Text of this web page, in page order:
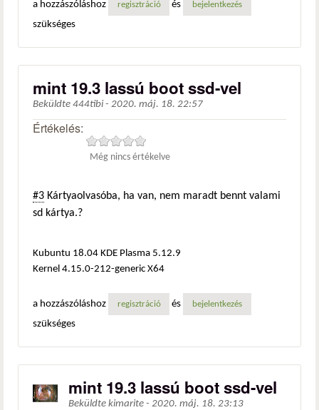
a hozzászóláshoz
regisztráció és bejelentkezés
szükséges
mint 19.3 lassú boot ssd-vel
Beküldte 444tibi - 2020. máj. 18. 22:57
Értékelés:
Még nincs értékelve
#3 Kártyaolvasóba, ha van, nem maradt bennt valami
sd kártya.?
Kubuntu 18.04 KDE Plasma 5.12.9
Kernel 4.15.0-212-generic X64
a hozzászóláshoz regisztráció és bejelentkezés
szükséges
mint 19.3 lassú boot ssd-vel
Beküldte kimarite - 2020. máj. 18. 23:13